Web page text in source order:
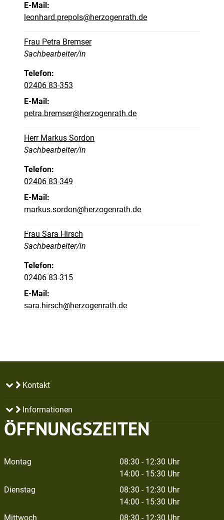
E-Mail:
leonhard.prepols@herzogenrath.de
Frau Petra Bremser
Position:
Sachbearbeiter/in
Telefon:
02406 83-353
E-Mail:
petra.bremser@herzogenrath.de
Herr Markus Sordon
Position:
Sachbearbeiter/in
Telefon:
02406 83-349
E-Mail:
markus.sordon@herzogenrath.de
Frau Sara Hirsch
Position:
Sachbearbeiter/in
Telefon:
02406 83-315
E-Mail:
sara.hirsch@herzogenrath.de
Kontakt
Informationen
ÖFFNUNGSZEITEN
Montag
08:30 - 12:30 Uhr
14:00 - 15:30 Uhr
Dienstag
08:30 - 12:30 Uhr
14:00 - 15:30 Uhr
Mittwoch
08:30 - 12:30 Uhr